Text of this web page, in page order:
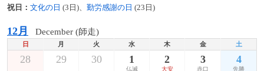
祝日： 文化の日 (3日)、 勤労感謝の日 (23日)
12月 December (師走)
日 月 火 水 木 金 土
28 29 30 1
仏滅
2
大安
3
赤口
4
先勝